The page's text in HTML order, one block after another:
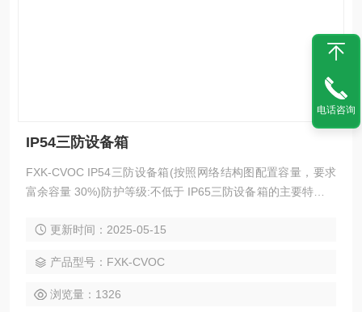
IP54三防设备箱
FXK-CVOC IP54三防设备箱(按照网络结构图配置容量，要求
富余容量 30%)防护等级:不低于 IP65三防设备箱的主要特点体
特性使得三防设备箱能够适应各种恶劣环境，保护内部元器件
更新时间：2025-05-15
产品型号：FXK-CVOC
浏览量：1326
电话咨询